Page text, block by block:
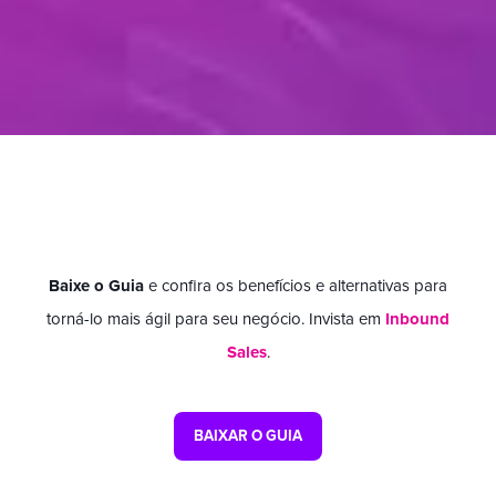
Baixe o Guia e confira os benefícios e alternativas para
torná-lo mais ágil para seu negócio. Invista em Inbound
Sales.
BAIXAR O GUIA